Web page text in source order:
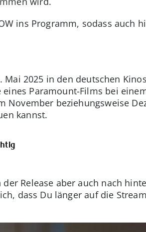
ins Programm, sodass auch
Mai 2025 in den deutschen
Paramount-Films bei
beziehungsweise
kannst.
Release aber auch nach
dass Du länger auf die